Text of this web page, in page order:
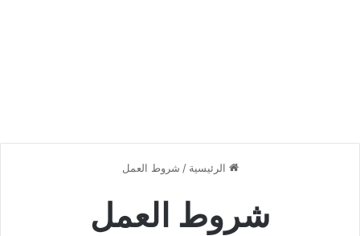
الرئيسية / شروط العمل
شروط العمل